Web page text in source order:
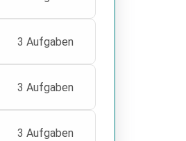
3 Aufgaben
3 Aufgaben
3 Aufgaben